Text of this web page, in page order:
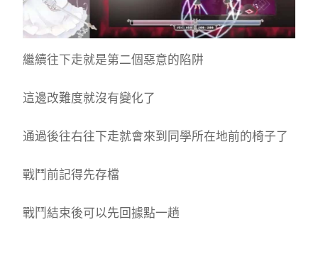
繼續往下走就是第二個惡意的陷阱
這邊改難度就沒有變化了
通過後往右往下走就會來到同學所在地前的椅子了
戰鬥前記得先存檔
戰鬥結束後可以先回據點一趟